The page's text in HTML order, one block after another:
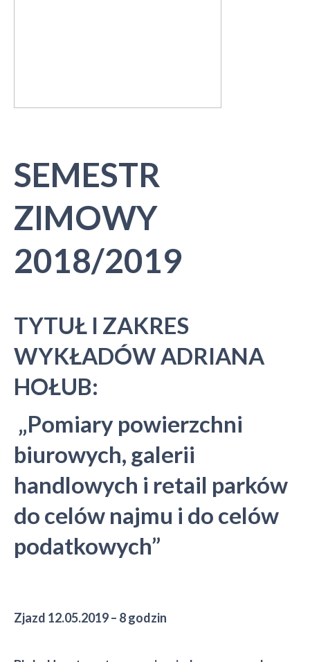
SEMESTR
ZIMOWY
2018/2019
TYTUŁ I ZAKRES
WYKŁADÓW ADRIANA
HOŁUB:
„Pomiary powierzchni
biurowych, galerii
handlowych i retail parków
do celów najmu i do celów
podatkowych”
Zjazd 12.05.2019 – 8 godzin